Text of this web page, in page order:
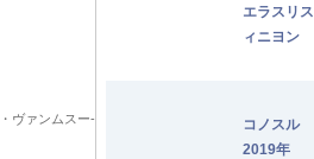
ヴァンムスー-
エラスリ
ィニヨン
コノスル
2019年